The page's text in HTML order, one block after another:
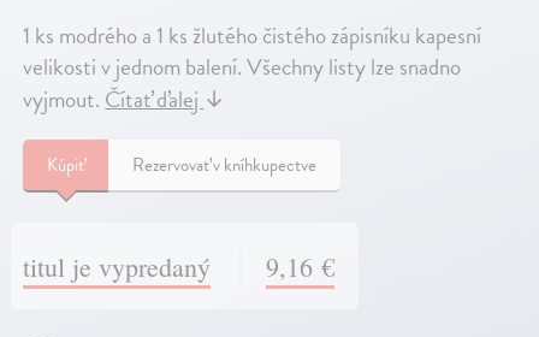
1 ks modrého a 1 ks žlutého čistého zápisníku kapesní
velikosti v jednom balení. Všechny listy lze snadno
vyjmout.Čítať ďalej↓
Kúpiť Rezervovať v kníhkupectve
titul je vypredaný 9,16 €